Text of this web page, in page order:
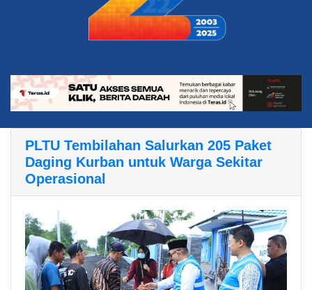
PLTU Tembilahan Salurkan 205 Paket
Daging Kurban untuk Warga Sekitar
Operasional